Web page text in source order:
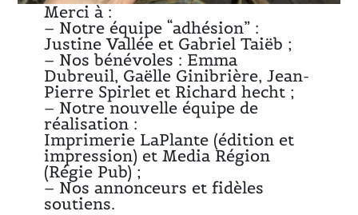
Merci à :
– Notre équipe “adhésion” :
Justine Vallée et Gabriel Taiëb ;
– Nos bénévoles : Emma
Dubreuil, Gaëlle Ginibrière, Jean-
Pierre Spirlet et Richard hecht ;
– Notre nouvelle équipe de
réalisation :
Imprimerie LaPlante (édition et
impression) et Media Région
(Régie Pub) ;
– Nos annonceurs et fidèles
soutiens.